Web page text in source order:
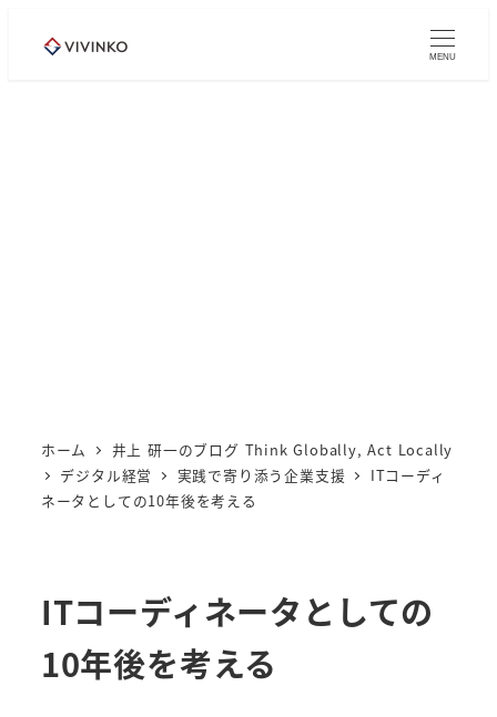
MENU
ホーム
井上 研一のブログ Think Globally, Act Locally
デジタル経営
実践で寄り添う企業支援
ITコーディ
ネータとしての10年後を考える
ITコーディネータとしての
10年後を考える